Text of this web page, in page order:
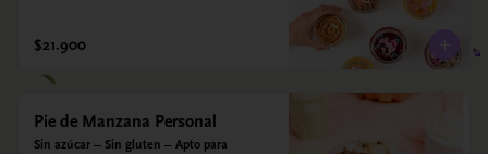
$21.900
Pie de Manzana Personal
Sin azúcar – Sin gluten – Apto para